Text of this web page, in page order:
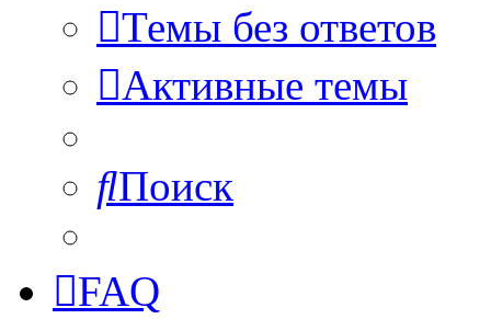
Темы без ответов
Активные темы
Поиск
FAQ